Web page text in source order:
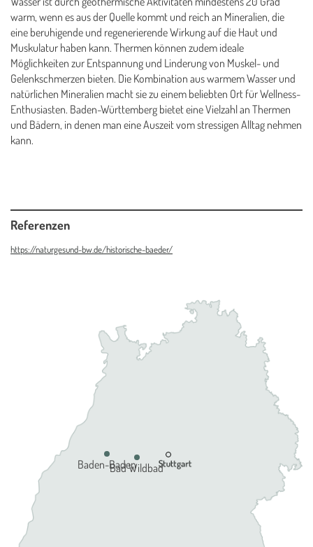
warm, wenn es aus der Quelle kommt und reich an Mineralien, die
eine beruhigende und regenerierende Wirkung auf die Haut und
Muskulatur haben kann. Thermen können zudem ideale
Möglichkeiten zur Entspannung und Linderung von Muskel- und
Gelenkschmerzen bieten. Die Kombination aus warmem Wasser und
natürlichen Mineralien macht sie zu einem beliebten Ort für Wellness-
Enthusiasten. Baden-Württemberg bietet eine Vielzahl an Thermen
und Bädern, in denen man eine Auszeit vom stressigen Alltag nehmen
kann.
Referenzen
https://naturgesund-bw.de/historische-baeder/
Baden-BadenBad Wildbad